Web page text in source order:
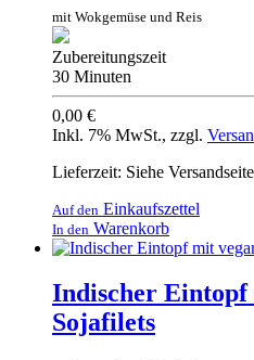
mit Wokgemüse und Reis
Zubereitungszeit
30 Minuten
0,00 €
Inkl. 7% MwSt., zzgl.
Lieferzeit: Siehe Versandseite
Auf den Einkaufszettel
In den Warenkorb
Indischer Eintopf
Sojafilets